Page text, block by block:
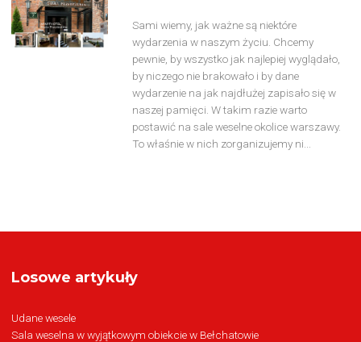
Sami wiemy, jak ważne są niektóre
wydarzenia w naszym życiu. Chcemy
pewnie, by wszystko jak najlepiej wyglądało,
by niczego nie brakowało i by dane
wydarzenie na jak najdłużej zapisało się w
naszej pamięci. W takim razie warto
postawić na sale weselne okolice warszawy.
To właśnie w nich zorganizujemy ni...
Losowe artykuły
Udane wesele
Sala weselna w wyjątkowym obiekcie w Bełchatowie